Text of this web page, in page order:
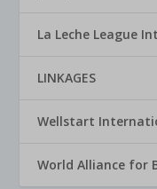
La Leche League
LINKAGES
Wellstart
World Alliance for